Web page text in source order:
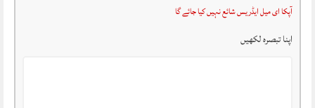
آپکا ای میل ایڈریس شائع نہیں کیا جائے گا
اپنا تبصرہ لکھیں